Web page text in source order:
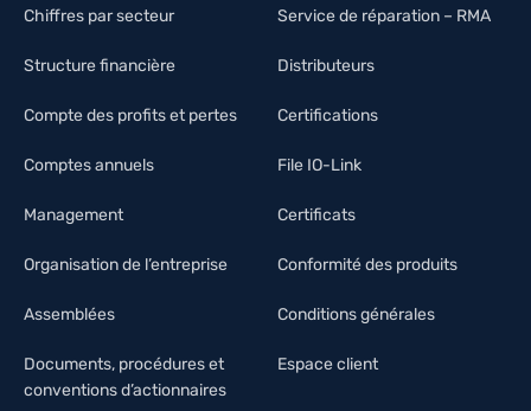
Chiffres par secteur
Structure financière
Compte des profits et pertes
Comptes annuels
Management
Organisation de l’entreprise
Assemblées
Documents, procédures et
conventions d’actionnaires
Service de réparation – RMA
Distributeurs
Certifications
File IO-Link
Certificats
Conformité des produits
Conditions générales
Espace client